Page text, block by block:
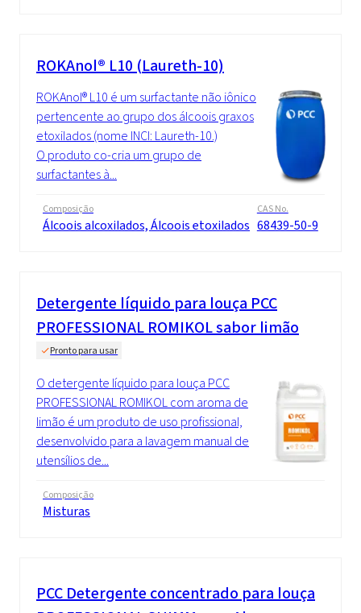
ROKAnol® L10 (Laureth-10)
ROKAnol® L10 é um surfactante não iônico
pertencente ao grupo dos álcoois graxos
etoxilados (nome INCI: Laureth-10.)
O produto co-cria um grupo de
surfactantes à...
Composição
Álcoois alcoxilados, Álcoois etoxilados
CAS No.
68439-50-9
Detergente líquido para louça PCC
PROFESSIONAL ROMIKOL sabor limão
Pronto para usar
O detergente líquido para louça PCC
PROFESSIONAL ROMIKOL com aroma de
limão é um produto de uso profissional,
desenvolvido para a lavagem manual de
utensílios de...
Composição
Misturas
PCC Detergente concentrado para louça